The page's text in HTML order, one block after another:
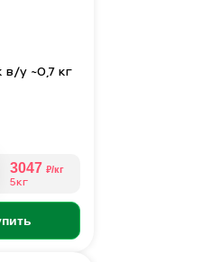
в/у ~0,7 кг
3047 ₽/кг
5кг